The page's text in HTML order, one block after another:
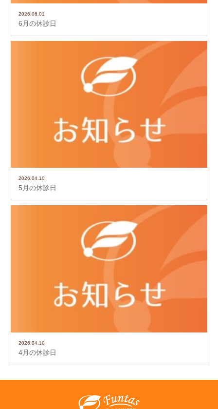
2026.06.01
6月の休診日
2026.04.10
5月の休診日
2026.04.10
4月の休診日